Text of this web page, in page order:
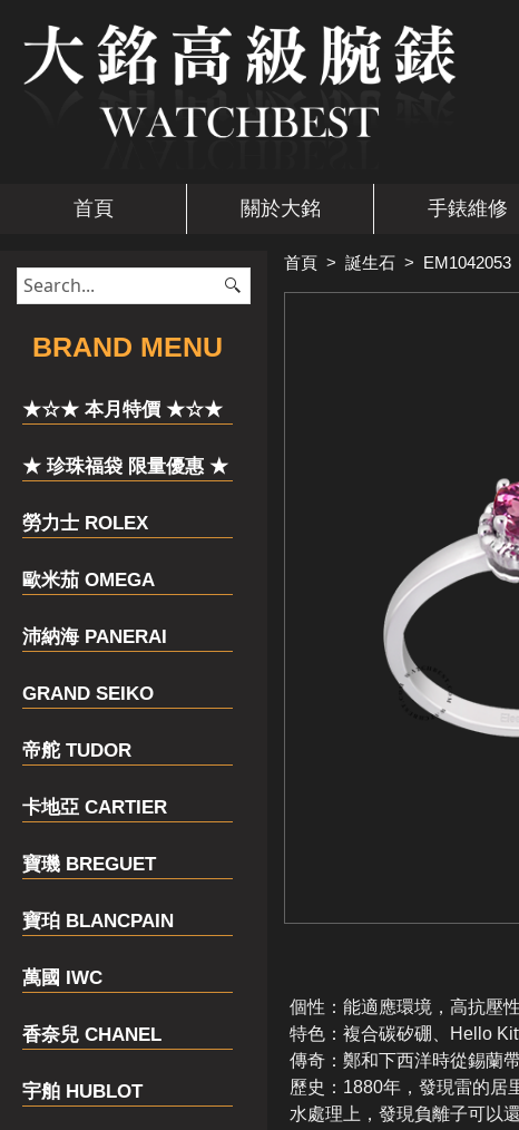
首頁 關於大銘 手錶維修
​BRAND MENU
★☆★ 本月特價 ★☆★
★ 珍珠福袋 限量優惠 ★
勞力士 ROLEX
歐米茄 OMEGA
沛納海 PANERAI
GRAND SEIKO
帝舵 TUDOR
卡地亞 CARTIER
寶璣 BREGUET
寶珀 BLANCPAIN
萬國 IWC
香奈兒 CHANEL
宇舶 HUBLOT
首頁 > 誕生石 > EM1042053
個性：能適應環境，高抗壓
特色：複合碳矽硼、Hello
傳奇：鄭和下西洋時從錫蘭
歷史：1880年，發現雷的居
水處理上，發現負離子可以